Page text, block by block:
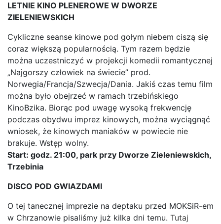
LETNIE KINO PLENEROWE W DWORZE
ZIELENIEWSKICH
Cykliczne seanse kinowe pod gołym niebem ciszą się
coraz większą popularnością. Tym razem będzie
można uczestniczyć w projekcji komedii romantycznej
„Najgorszy człowiek na świecie” prod.
Norwegia/Francja/Szwecja/Dania. Jakiś czas temu film
można było obejrzeć w ramach trzebińskiego
KinoBzika. Biorąc pod uwagę wysoką frekwencję
podczas obydwu imprez kinowych, można wyciągnąć
wniosek, że kinowych maniaków w powiecie nie
brakuje. Wstęp wolny.
Start: godz. 21:00, park przy Dworze Zieleniewskich,
Trzebinia
DISCO POD GWIAZDAMI
O tej tanecznej imprezie na deptaku przed MOKSiR-em
w Chrzanowie pisaliśmy już kilka dni temu. Tutaj